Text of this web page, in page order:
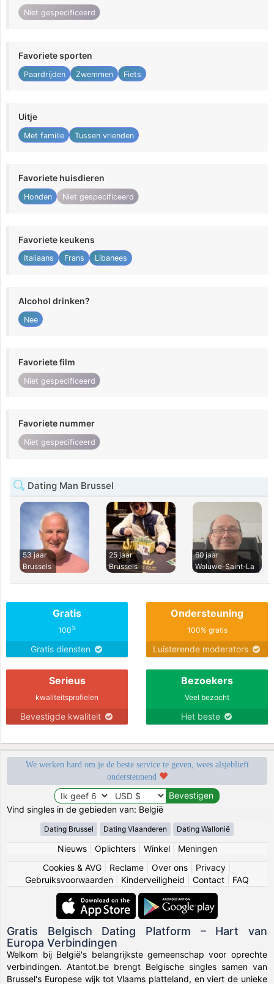
Niet gespecificeerd
Favoriete sporten
Paardrijden Zwemmen Fiets
Uitje
Met familie Tussen vrienden
Favoriete huisdieren
Honden Niet gespecificeerd
Favoriete keukens
Italiaans Frans Libanees
Alcohol drinken?
Nee
Favoriete film
Niet gespecificeerd
Favoriete nummer
Niet gespecificeerd
Dating Man Brussel
53 jaar
Brussels
25 jaar
Brussels
60 jaar
Woluwe-Saint-La
Gratis
100%
Gratis diensten
Ondersteuning
100% gratis
Luisterende moderators
Serieus
kwaliteitsprofielen
Bevestigde kwaliteit
Bezoekers
Veel bezocht
Het beste
We werken hard om je de beste service te geven, wees alsjeblieft
ondersteunend
Vind singles in de gebieden van: België
Dating Brussel Dating Vlaanderen Dating Wallonië
Nieuws| Oplichters| Winkel| Meningen
Cookies & AVG
Reclame Over ons Privacy
Gebruiksvoorwaarden
Kinderveiligheid Contact FAQ
Gratis Belgisch Dating Platform – Hart van
Europa Verbindingen
Welkom bij België's belangrijkste gemeenschap voor oprechte
verbindingen. Atantot.be brengt Belgische singles samen van
Brussel's Europese wijk tot Vlaams platteland, en viert de unieke